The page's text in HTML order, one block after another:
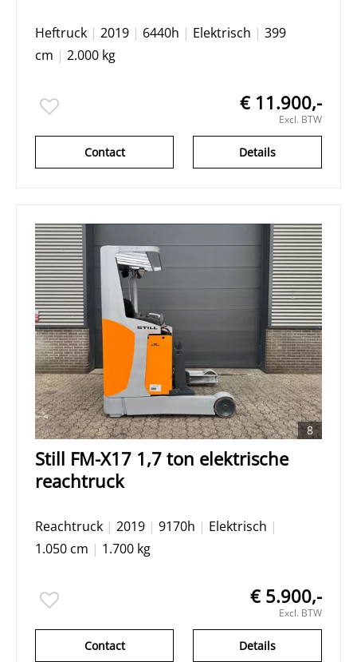
Heftruck | 2019 | 6440h | Elektrisch | 399
cm | 2.000 kg
€ 11.900,-
Excl. BTW
Details
Contact
8
Still FM-X17 1,7 ton elektrische
reachtruck
Reachtruck | 2019 | 9170h | Elektrisch |
1.050 cm | 1.700 kg
€ 5.900,-
Excl. BTW
Details
Contact